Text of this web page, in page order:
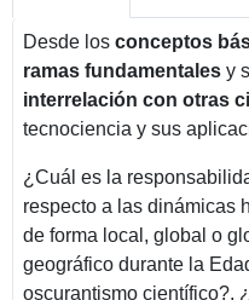
Desde los conceptos
ramas fundamentales y
interrelación con otras
tecnociencia y sus
¿Cuál es la
respecto a las dinámicas
de forma local, global o
geográfico durante la
oscurantismo científico?,